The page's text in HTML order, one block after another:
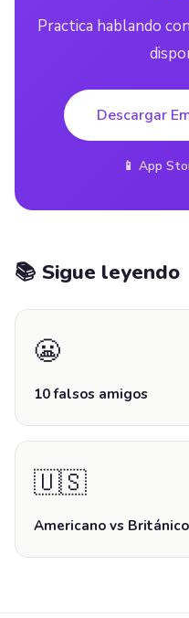
Practica hablando
Descargar
📱 App
📚 Sigue leyendo
😬
10 falsos amigos
🇺🇸
Americano vs Británico